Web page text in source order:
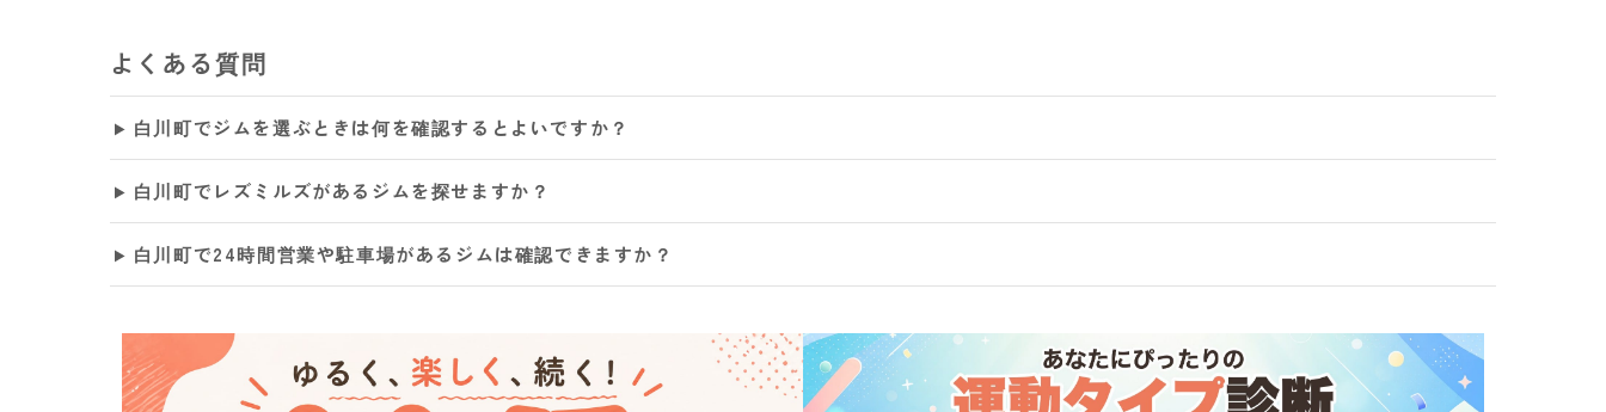
よくある質問
白川町でジムを選ぶときは何を確認するとよいですか？
白川町でレズミルズがあるジムを探せますか？
白川町で24時間営業や駐車場があるジムは確認できますか？